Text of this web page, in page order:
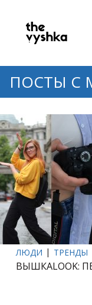
ПОСТЫ С
ЛЮДИ ТРЕНДЫ
ВЫШКАLOOK: